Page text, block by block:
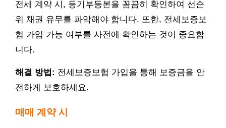
전세 계약 시, 등기부등본을 꼼꼼히 확인하여 선순
위 채권 유무를 파악해야 합니다. 또한, 전세보증보
험 가입 가능 여부를 사전에 확인하는 것이 중요합
니다.
해결 방법: 전세보증보험 가입을 통해 보증금을 안
전하게 보호하세요.
매매 계약 시